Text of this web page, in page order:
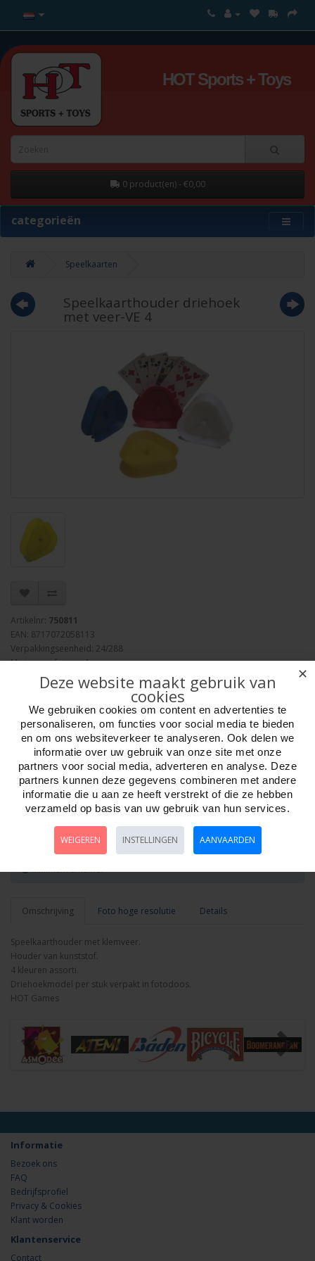
HOT Sports + Toys
0 product(en) - €0,00
categorieën
Speelkaarten
Speelkaarthouder driehoek
met veer-VE 4
Artikelnr: 750811
EAN: 8717072058113
Verpakkingseenheid: 24/288
Minimum afname: 4
HOT Games
Aantal
Minimum afname:
Omschrijving Foto hoge resolutie Details
Speelkaarthouder met klemveer.
Houder van kunststof.
4 kleuren assorti.
Driehoekmodel per stuk verpakt in fotodoos.
HOT Games
Informatie
Bezoek ons
FAQ
Bedrijfsprofiel
Privacy & Cookies
Klant worden
Klantenservice
Contact
✕
Deze website maakt gebruik van
cookies
We gebruiken cookies om content en advertenties te
personaliseren, om functies voor social media te bieden
en om ons websiteverkeer te analyseren. Ook delen we
informatie over uw gebruik van onze site met onze
partners voor social media, adverteren en analyse. Deze
partners kunnen deze gegevens combineren met andere
informatie die u aan ze heeft verstrekt of die ze hebben
verzameld op basis van uw gebruik van hun services.
WEIGEREN INSTELLINGEN AANVAARDEN